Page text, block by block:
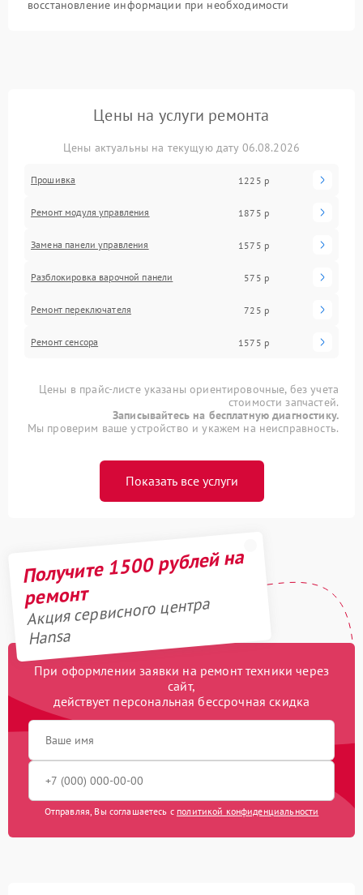
восстановление информации при необходимости
Цены на услуги ремонта
Цены актуальны на текущую дату 06.08.2026
Прошивка 1225 р
Ремонт модуля управления 1875 р
Замена панели управления 1575 р
Разблокировка варочной панели 575 р
Ремонт переключателя 725 р
Ремонт сенсора 1575 р
Цены в прайс-листе указаны ориентировочные, без учета
стоимости запчастей.
Записывайтесь на бесплатную диагностику.
Мы проверим ваше устройство и укажем на неисправность.
Показать все услуги
Получите 1500 рублей на
ремонт
Акция сервисного центра
Hansa
При оформлении заявки на ремонт техники через
сайт,
действует персональная бессрочная скидка
Отправляя, Вы соглашаетесь с политикой конфиденциальности